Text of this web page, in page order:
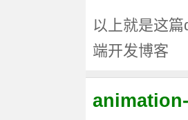
以上就是这
端开发博客